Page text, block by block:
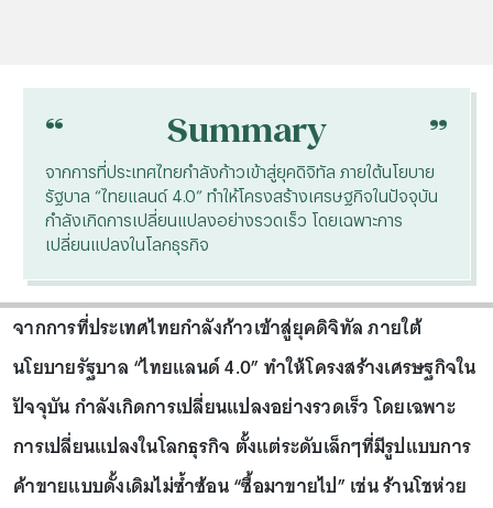
“ Summary “
จากการที่ประเทศไทยกำลังก้าวเข้าสู่ยุคดิจิทัล ภายใต้นโยบาย
รัฐบาล “ไทยแลนด์ 4.0” ทำให้โครงสร้างเศรษฐกิจในปัจจุบัน
กำลังเกิดการเปลี่ยนแปลงอย่างรวดเร็ว โดยเฉพาะการ
เปลี่ยนแปลงในโลกธุรกิจ
จากการที่ประเทศไทยกำลังก้าวเข้าสู่ยุคดิจิทัล ภายใต้
นโยบายรัฐบาล “ไทยแลนด์ 4.0” ทำให้โครงสร้างเศรษฐกิจใน
ปัจจุบัน กำลังเกิดการเปลี่ยนแปลงอย่างรวดเร็ว โดยเฉพาะ
การเปลี่ยนแปลงในโลกธุรกิจ ตั้งแต่ระดับเล็กๆที่มีรูปแบบการ
ค้าขายแบบดั้งเดิมไม่ซ้ำซ้อน “ซื้อมาขายไป” เช่น ร้านโชห่วย